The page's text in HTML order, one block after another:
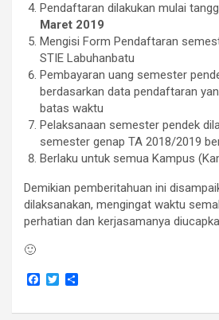
Pendaftaran dilakukan mulai
Maret 2019
Mengisi Form Pendaftaran
STIE Labuhanbatu
Pembayaran uang semester
berdasarkan data pendaftaran
batas waktu
Pelaksanaan semester pendek
semester genap TA 2018/2019
Berlaku untuk semua Kampus
Demikian pemberitahuan ini
dilaksanakan, mengingat waktu
perhatian dan kerjasamanya
🙂
F
T